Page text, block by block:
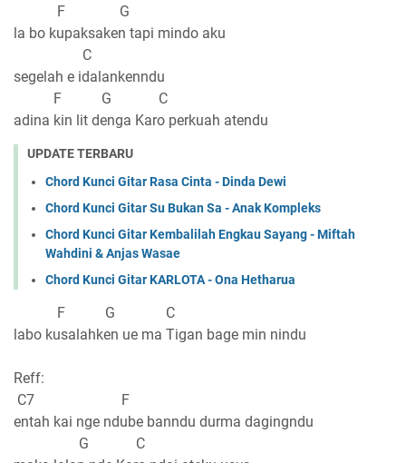
F G
la bo kupaksaken tapi mindo aku
C
segelah e idalankenndu
F G C
adina kin lit denga Karo perkuah atendu
UPDATE TERBARU
Chord Kunci Gitar Rasa Cinta - Dinda Dewi
Chord Kunci Gitar Su Bukan Sa - Anak Kompleks
Chord Kunci Gitar Kembalilah Engkau Sayang - Miftah
Wahdini & Anjas Wasae
Chord Kunci Gitar KARLOTA - Ona Hetharua
F G C
labo kusalahken ue ma Tigan bage min nindu
Reff:
C7 F
entah kai nge ndube banndu durma dagingndu
G C